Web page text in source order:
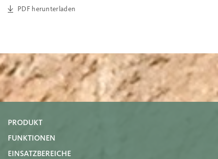
PDF herunterladen
PRODUKT
FUNKTIONEN
EINSATZBEREICHE